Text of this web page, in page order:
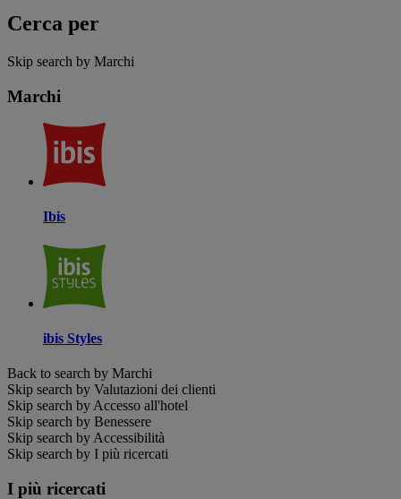
Cerca per
Skip search by Marchi
Marchi
Ibis
ibis Styles
Back to search by Marchi
Skip search by Valutazioni dei clienti
Skip search by Accesso all'hotel
Skip search by Benessere
Skip search by Accessibilità
Skip search by I più ricercati
I più ricercati